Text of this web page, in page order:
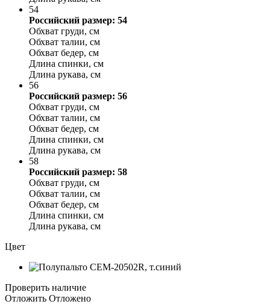
54
Российский размер: 54
Обхват груди, см
Обхват талии, см
Обхват бедер, см
Длина спинки, см
Длина рукава, см
56
Российский размер: 56
Обхват груди, см
Обхват талии, см
Обхват бедер, см
Длина спинки, см
Длина рукава, см
58
Российский размер: 58
Обхват груди, см
Обхват талии, см
Обхват бедер, см
Длина спинки, см
Длина рукава, см
Цвет
Проверить наличие
Отложить Отложено